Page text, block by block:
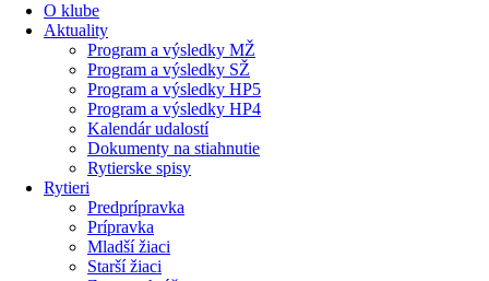
O klube
Aktuality
Program a výsledky MŽ
Program a výsledky SŽ
Program a výsledky HP5
Program a výsledky HP4
Kalendár udalostí
Dokumenty na stiahnutie
Rytierske spisy
Rytieri
Predprípravka
Prípravka
Mladší žiaci
Starší žiaci